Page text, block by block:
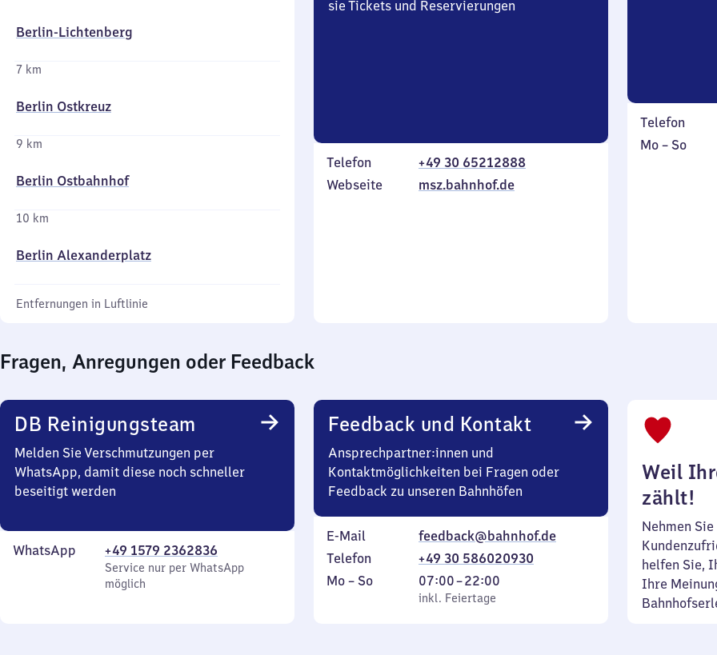
Berlin-Lichtenberg
7 km
Berlin Ostkreuz
9 km
Berlin Ostbahnhof
10 km
Berlin Alexanderplatz
Entfernungen in Luftlinie
sie Tickets und Reservierungen
Telefon
+49 30 65212888
Webseite
msz.bahnhof.de
Telefon
Montag
Mo – So,
Fragen, Anregungen oder Feedback
DB Reinigungsteam
Melden Sie Verschmutzungen per
WhatsApp, damit diese noch schneller
beseitigt werden
WhatsApp +49 1579 2362836
Service nur per WhatsApp
möglich
Feedback und Kontakt
Ansprechpartner:innen und
Kontaktmöglichkeiten bei Fragen oder
Feedback zu unseren Bahnhöfen
E-Mail
feedback@bahnhof.de
Telefon
+49 30 586020930
Montag
Mo – So,
inkl. Feiertage
07:00–22:00
Von
7
inkl. Feiertage
Weil
zählt!
Nehmen
helfen Sie,
Ihre